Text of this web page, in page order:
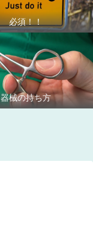
必須！！
器械の持ち方